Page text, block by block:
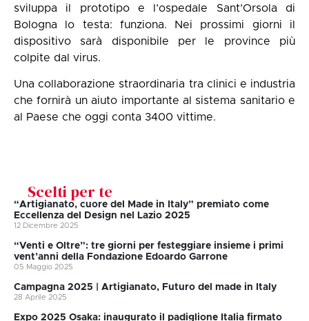
sviluppa il prototipo e l’ospedale Sant’Orsola di
Bologna lo testa: funziona. Nei prossimi giorni il
dispositivo sarà disponibile per le province più
colpite dal virus.
Una collaborazione straordinaria tra clinici e industria
che fornirà un aiuto importante al sistema sanitario e
al Paese che oggi conta 3400 vittime.
Scelti per te
“Artigianato, cuore del Made in Italy” premiato come
Eccellenza del Design nel Lazio 2025
12 Dicembre 2025
“Venti e Oltre”: tre giorni per festeggiare insieme i primi
vent’anni della Fondazione Edoardo Garrone
05 Maggio 2025
Campagna 2025 | Artigianato, Futuro del made in Italy
28 Aprile 2025
Expo 2025 Osaka: inaugurato il padiglione Italia firmato